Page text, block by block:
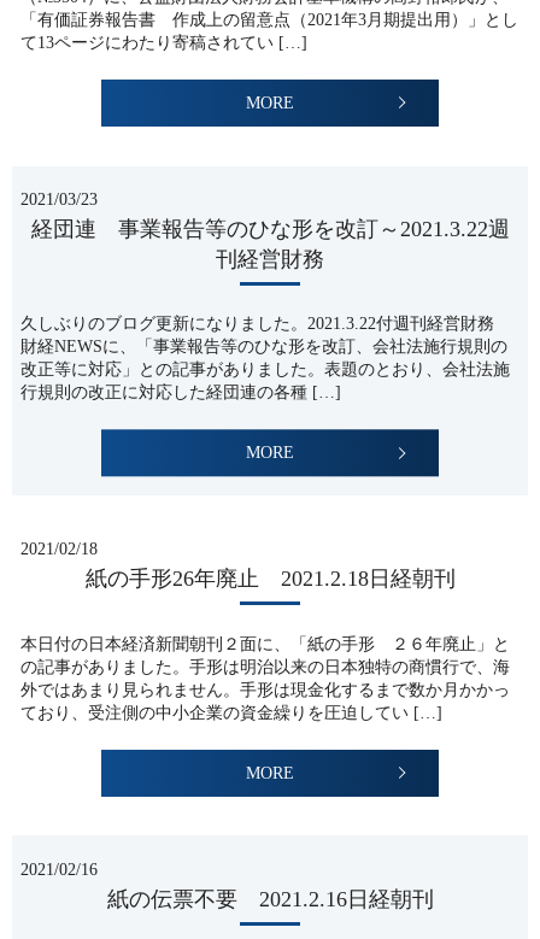
「有価証券報告書 作成上の留意点（2021年3月期提出用）」とし
て13ページにわたり寄稿されてい […]
MORE
2021/03/23
経団連 事業報告等のひな形を改訂～2021.3.22週
刊経営財務
久しぶりのブログ更新になりました。2021.3.22付週刊経営財務
財経NEWSに、「事業報告等のひな形を改訂、会社法施行規則の
改正等に対応」との記事がありました。表題のとおり、会社法施
行規則の改正に対応した経団連の各種 […]
MORE
2021/02/18
紙の手形26年廃止 2021.2.18日経朝刊
本日付の日本経済新聞朝刊２面に、「紙の手形 ２６年廃止」と
の記事がありました。手形は明治以来の日本独特の商慣行で、海
外ではあまり見られません。手形は現金化するまで数か月かかっ
ており、受注側の中小企業の資金繰りを圧迫してい […]
MORE
2021/02/16
紙の伝票不要 2021.2.16日経朝刊